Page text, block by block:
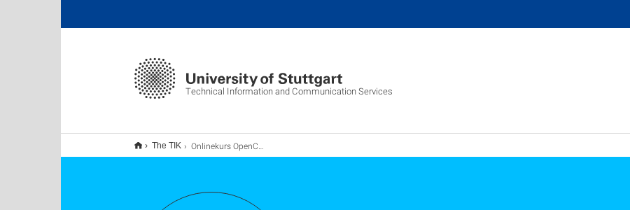
Technical Information and Communication Services
The TIK Onlinekurs OpenCms Teil 3 (News, Mitarbeiter, usw. )